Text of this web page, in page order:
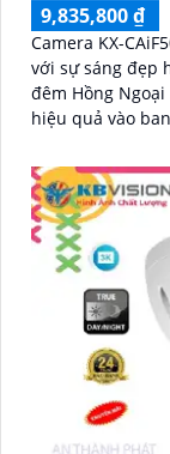
9,835,800 ₫
Camera KX-
với sự sáng đẹp
đêm Hồng